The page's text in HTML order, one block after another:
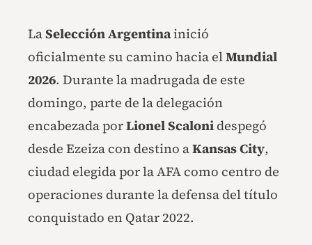
LaSelección Argentinainició
oficialmente su camino hacia elMundial
2026. Durante la madrugada de este
domingo, parte de la delegación
encabezada porLionel Scaloni despegó
desde Ezeiza con destino aKansas City,
ciudad elegida por la AFA como centro de
operaciones durante la defensa del título
conquistado en Qatar 2022.